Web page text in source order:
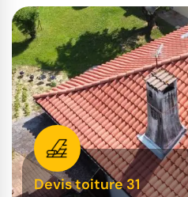
Devis toiture 31